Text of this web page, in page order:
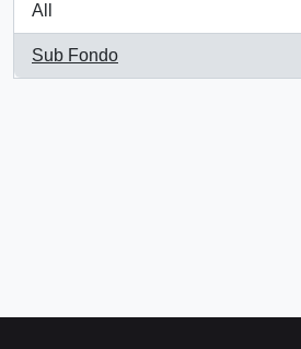
All
Sub Fondo
, 3 results